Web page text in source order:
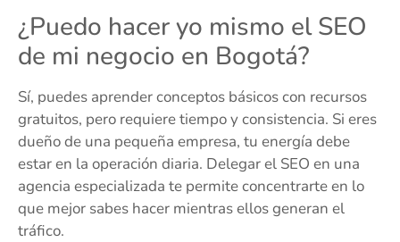
¿Puedo hacer yo mismo el SEO
de mi negocio en Bogotá?
Sí, puedes aprender conceptos básicos con recursos
gratuitos, pero requiere tiempo y consistencia. Si eres
dueño de una pequeña empresa, tu energía debe
estar en la operación diaria. Delegar el SEO en una
agencia especializada te permite concentrarte en lo
que mejor sabes hacer mientras ellos generan el
tráfico.